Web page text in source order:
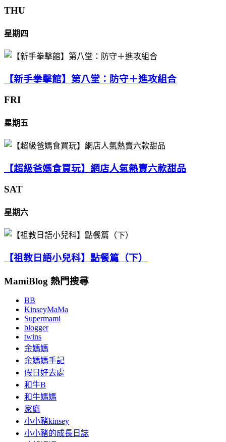
THU
星期四
【新手拳擊館】第八堂：防守＋進攻組合
FRI
星期五
【超級爸媽食買玩】網店人氣熱賣六款甜品
SAT
星期六
【祖教日語小兒科】點餐篇（下）
MamiBlog 熱門搜尋
BB
KinseyMaMa
Supermami
blogger
twins
余媽媽
余媽媽手記
假日好去處
和牛B
和牛媽媽
家庭
小小豬kinsey
小小豬的成長日誌